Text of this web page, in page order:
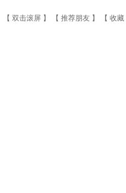
【 双击滚屏 】 【 推荐朋友 】 【 收藏